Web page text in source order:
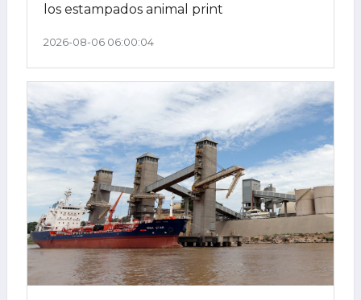
los estampados animal print
2026-08-06 06:00:04